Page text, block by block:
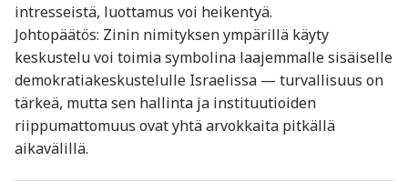
intresseistä, luottamus voi heikentyä.
Johtopäätös: Zinin nimityksen ympärillä käyty
keskustelu voi toimia symbolina laajemmalle sisäiselle
demokratiakeskustelulle Israelissa — turvallisuus on
tärkeä, mutta sen hallinta ja instituutioiden
riippumattomuus ovat yhtä arvokkaita pitkällä
aikavälillä.